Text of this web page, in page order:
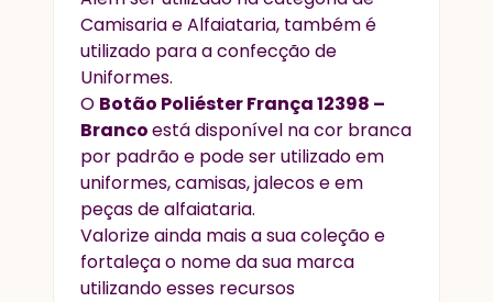
Camisaria e Alfaiataria, também é
utilizado para a confecção de
Uniformes.
O Botão Poliéster França 12398 –
Brancoestá disponível na cor branca
por padrão e pode ser utilizado em
uniformes, camisas, jalecos e em
peças de alfaiataria.
Valorize ainda mais a sua coleção e
fortaleça o nome da sua marca
utilizando esses recursos